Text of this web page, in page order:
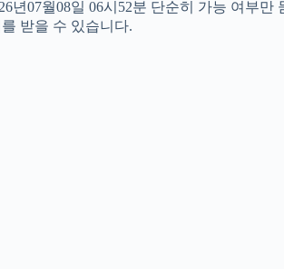
07월08일 06시52분 단순히 가능 여부
받을 수 있습니다.